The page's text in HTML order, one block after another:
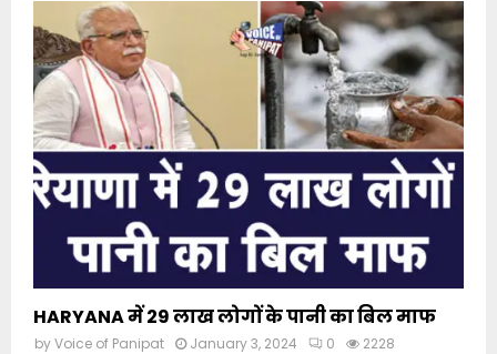
HARYANA में 29 लाख लोगों के पानी का बिल माफ
byVoice of Panipat January 3, 2024 0 2228